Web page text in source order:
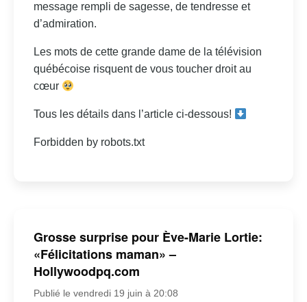
message rempli de sagesse, de tendresse et
d’admiration.
Les mots de cette grande dame de la télévision
québécoise risquent de vous toucher droit au
cœur
Tous les détails dans l’article ci-dessous!
Forbidden by robots.txt
Grosse surprise pour Ève-Marie Lortie:
«Félicitations maman» –
Hollywoodpq.com
Publié le vendredi 19 juin à 20:08